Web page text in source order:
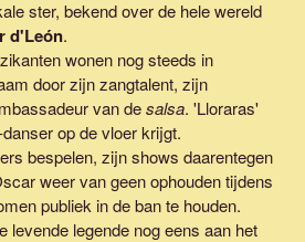
ster, bekend over de hele wereld
d'León.
wonen nog steeds in
door zijn zangtalent, zijn
van desalsa. 'Lloraras'
op de vloer krijgt.
bespelen, zijn shows daarentegen
weer van geen ophouden tijdens
publiek in de ban te houden.
levende legende nog eens aan het